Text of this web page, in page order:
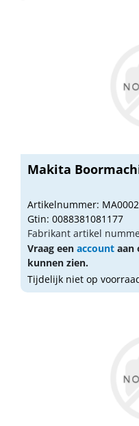
Makita
Artikelnummer:
Gtin: 0088381081177
Fabrikant artikel
Vraag een account aan
kunnen zien.
Tijdelijk niet op